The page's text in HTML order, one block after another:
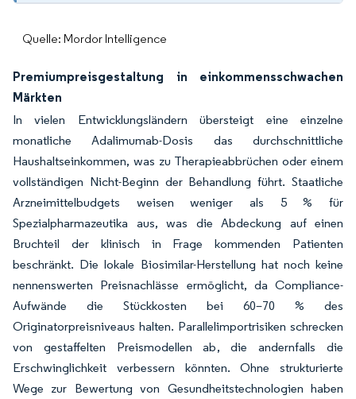
Quelle: Mordor Intelligence
Premiumpreisgestaltung in einkommensschwachen
Märkten
In vielen Entwicklungsländern übersteigt eine einzelne
monatliche Adalimumab-Dosis das durchschnittliche
Haushaltseinkommen, was zu Therapieabbrüchen oder einem
vollständigen Nicht-Beginn der Behandlung führt. Staatliche
Arzneimittelbudgets weisen weniger als 5 % für
Spezialpharmazeutika aus, was die Abdeckung auf einen
Bruchteil der klinisch in Frage kommenden Patienten
beschränkt. Die lokale Biosimilar-Herstellung hat noch keine
nennenswerten Preisnachlässe ermöglicht, da Compliance-
Aufwände die Stückkosten bei 60–70 % des
Originatorpreisniveaus halten. Parallelimportrisiken schrecken
von gestaffelten Preismodellen ab, die andernfalls die
Erschwinglichkeit verbessern könnten. Ohne strukturierte
Wege zur Bewertung von Gesundheitstechnologien haben